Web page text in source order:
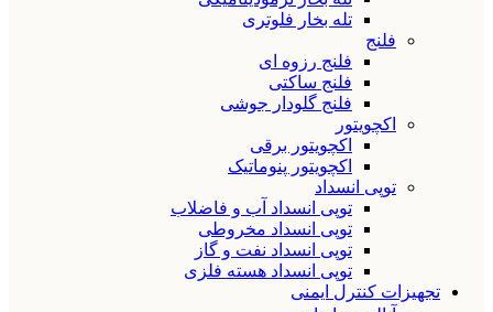
تله بخار فلوتری
فلنج
فلنج رزوه ای
فلنج ساکتی
فلنج گلودار جوشی
اکچویتور
اکچویتور برقی
اکچویتور پنوماتیک
توپی انسداد
توپی انسداد آب و فاضلاب
توپی انسداد مخروطی
توپی انسداد نفت و گاز
توپی انسداد هسته فلزی
تجهیزات کنترل ایمنی